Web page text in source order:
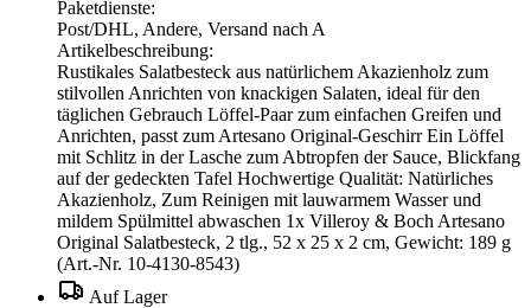
Paketdienste:
Post/DHL, Andere, Versand nach A
Artikelbeschreibung:
Rustikales Salatbesteck aus natürlichem Akazienholz zum
stilvollen Anrichten von knackigen Salaten, ideal für den
täglichen Gebrauch Löffel-Paar zum einfachen Greifen und
Anrichten, passt zum Artesano Original-Geschirr Ein Löffel
mit Schlitz in der Lasche zum Abtropfen der Sauce, Blickfang
auf der gedeckten Tafel Hochwertige Qualität: Natürliches
Akazienholz, Zum Reinigen mit lauwarmem Wasser und
mildem Spülmittel abwaschen 1x Villeroy & Boch Artesano
Original Salatbesteck, 2 tlg., 52 x 25 x 2 cm, Gewicht: 189 g
(Art.-Nr. 10-4130-8543)
Auf Lager